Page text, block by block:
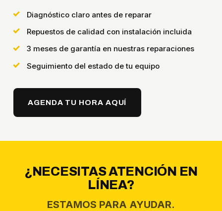
Diagnóstico claro antes de reparar
Repuestos de calidad con instalación incluida
3 meses de garantía en nuestras reparaciones
Seguimiento del estado de tu equipo
AGENDA TU HORA AQUÍ
¿NECESITAS ATENCIÓN EN
LÍNEA?
ESTAMOS PARA AYUDAR.